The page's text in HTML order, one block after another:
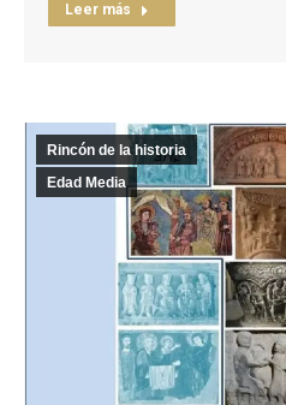
Leer más
Rincón de la historia
Edad Media